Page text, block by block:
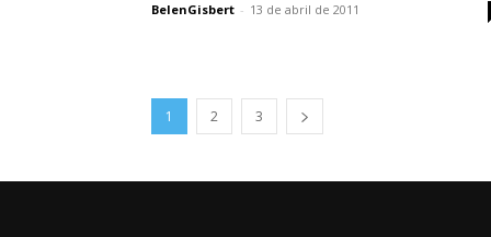
BelenGisbert - 13 de abril de 2011
1 2 3